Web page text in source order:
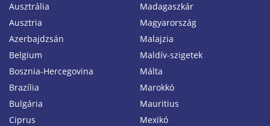
Ausztrália
Ausztria
Azerbajdzsán
Belgium
Bosznia-Hercegovina
Brazília
Bulgária
Ciprus
Madagaszkár
Magyarország
Malajzia
Maldív-szigetek
Málta
Marokkó
Mauritius
Mexikó